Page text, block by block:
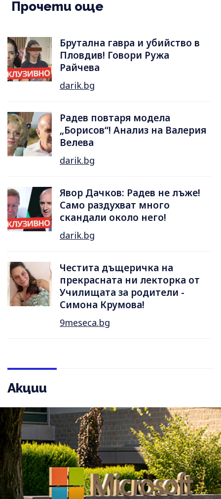
Прочети още
Брутална гавра и убийство в
Пловдив! Говори Ружа
Райчева
darik.bg
Радев повтаря модела
„Борисов“! Анализ на Валерия
Велева
darik.bg
Явор Дачков: Радев не лъже!
Само раздухват много
скандали около него!
darik.bg
Честита дъщеричка на
прекрасната ни лекторка от
Училищата за родители -
Симона Крумова!
9meseca.bg
Акции